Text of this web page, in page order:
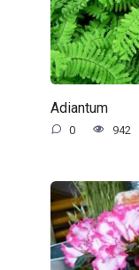
Adiantum
0 942